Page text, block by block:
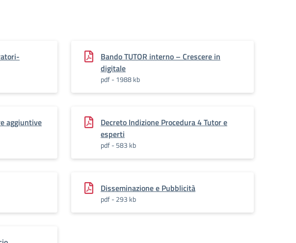
Bando TUTOR interno – Crescere in
digitale
pdf - 1988 kb
aggiuntive
Decreto Indizione Procedura 4 Tutor e
esperti
pdf - 583 kb
Disseminazione e Pubblicità
pdf - 293 kb